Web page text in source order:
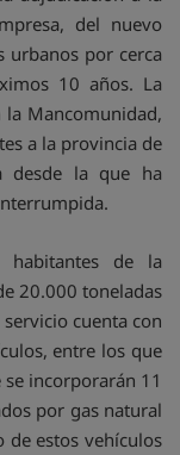
del nuevo
urbanos por cerca
10 años. La
la Mancomunidad,
a la provincia de
desde la que ha
de la
20.000 toneladas
cuenta con
entre los que
incorporarán 11
por gas natural
de estos vehículos